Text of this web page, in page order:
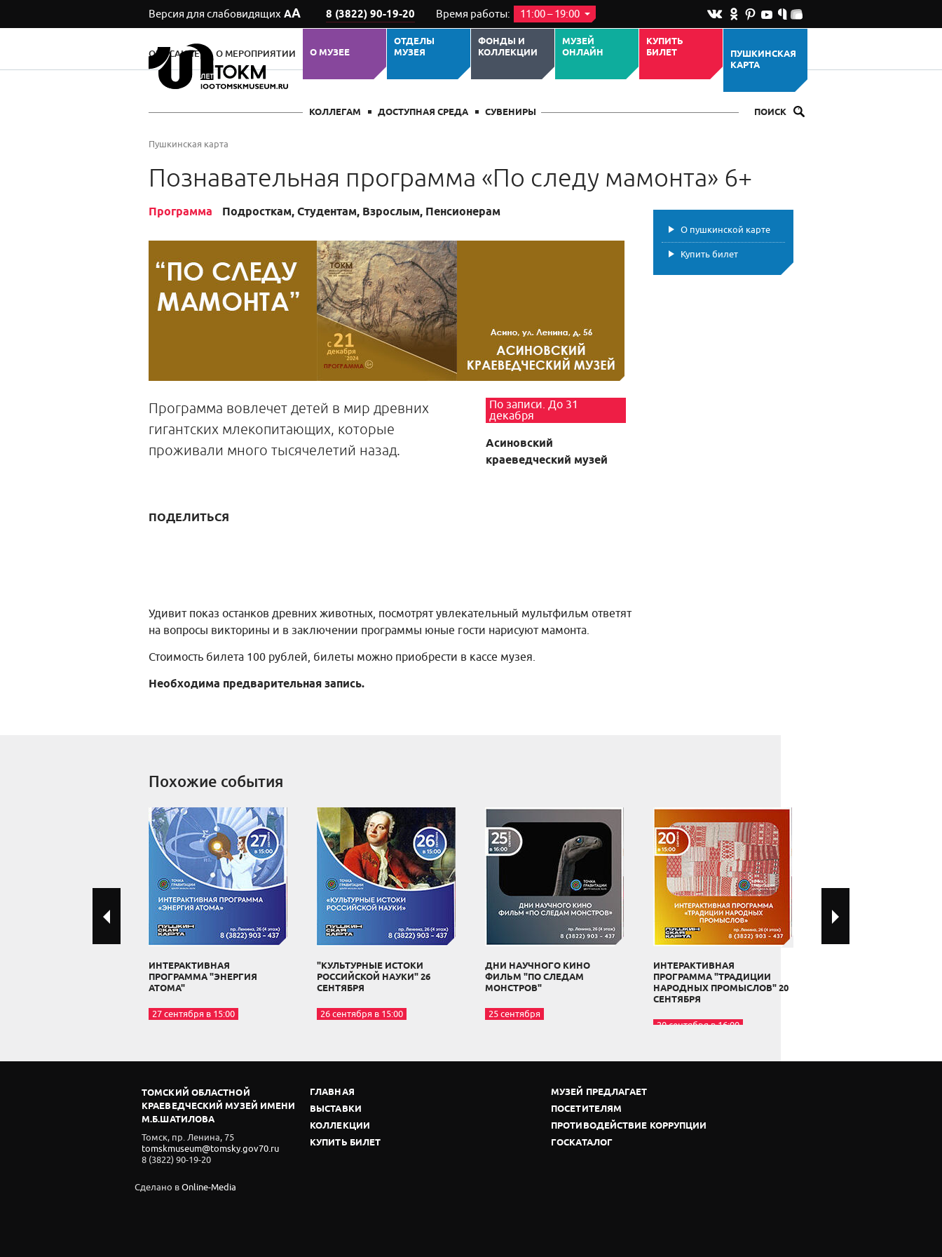
Версия для слабовидящих АА 8 (3822) 90-19-20 Время работы: 11:00 – 19:00
О МУЗЕЕ
ОТДЕЛЫ
МУЗЕЯ
ФОНДЫ И
КОЛЛЕКЦИИ
МУЗЕЙ
ОНЛАЙН
КУПИТЬ
БИЛЕТ
ПУШКИНСКАЯ
КАРТА
КОЛЛЕГАМ ДОСТУПНАЯ СРЕДА СУВЕНИРЫ ПОИСК
Пушкинская карта
Познавательная программа «По следу мамонта» 6+
О пушкинской карте
Купить билет
Программа Подросткам, Студентам, Взрослым, Пенсионерам
Программа вовлечет детей в мир древних
гигантских млекопитающих, которые
проживали много тысячелетий назад.
По записи. До 31
декабря
Асиновский
краеведческий музей
ПОДЕЛИТЬСЯ
ОПИСАНИЕ О МЕРОПРИЯТИИ ПОХОЖИЕ СОБЫТИЯ
Удивит показ останков древних животных, посмотрят увлекательный мультфильм ответят
на вопросы викторины и в заключении программы юные гости нарисуют мамонта.
Стоимость билета 100 рублей, билеты можно приобрести в кассе музея.
Необходима предварительная запись.
Похожие события
ИНТЕРАКТИВНАЯ
ПРОГРАММА "ЭНЕРГИЯ
АТОМА"
27 сентября в 15:00
"КУЛЬТУРНЫЕ ИСТОКИ
РОССИЙСКОЙ НАУКИ" 26
СЕНТЯБРЯ
26 сентября в 15:00
ДНИ НАУЧНОГО КИНО
ФИЛЬМ "ПО СЛЕДАМ
МОНСТРОВ"
25 сентября
ИНТЕРАКТИВНАЯ
ПРОГРАММА "ТРАДИЦИИ
НАРОДНЫХ ПРОМЫСЛОВ" 20
СЕНТЯБРЯ
20 сентября в 16:00
ТОМСКИЙ ОБЛАСТНОЙ
КРАЕВЕДЧЕСКИЙ МУЗЕЙ ИМЕНИ
М.Б.ШАТИЛОВА
Томск, пр. Ленина, 75
tomskmuseum@tomsky.gov70.ru
8 (3822) 90-19-20
ГЛАВНАЯ
МУЗЕЙ ПРЕДЛАГАЕТ
ВЫСТАВКИ
ПОСЕТИТЕЛЯМ
КОЛЛЕКЦИИ
ПРОТИВОДЕЙСТВИЕ КОРРУПЦИИ
КУПИТЬ БИЛЕТ
ГОСКАТАЛОГ
Сделано вOnline-Media